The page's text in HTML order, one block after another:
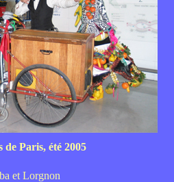
de Paris, été 2005
et Lorgnon